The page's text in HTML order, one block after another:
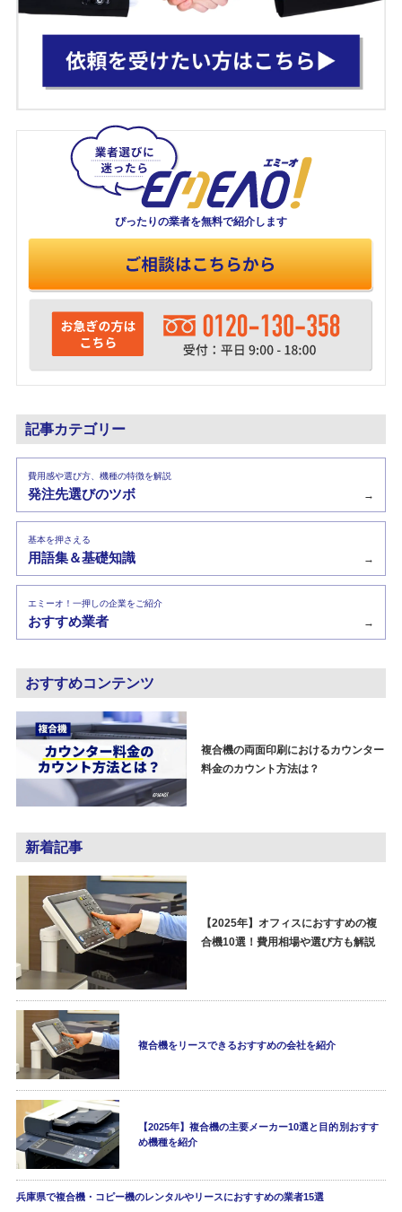
ぴったりの業者を無料で紹介します
記事カテゴリー
費用感や選び方、機種の特徴を解説
発注先選びのツボ →
基本を押さえる
用語集＆基礎知識 →
エミーオ！一押しの企業をご紹介
おすすめ業者 →
おすすめコンテンツ
複合機の両面印刷におけるカウンター
料金のカウント方法は？
新着記事
【2025年】オフィスにおすすめの複
合機10選！費用相場や選び方も解説
複合機をリースできるおすすめの会社を紹介
【2025年】複合機の主要メーカー10選と目的別おすす
め機種を紹介
兵庫県で複合機・コピー機のレンタルやリースにおすすめの業者15選